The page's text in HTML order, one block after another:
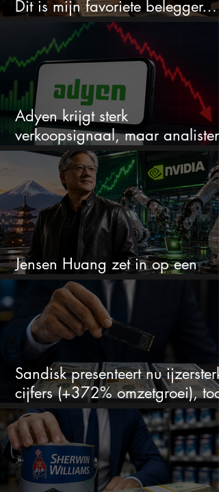
Dit is mijn favoriete belegger…
en het is niet Warren Buffett
Adyen krijgt sterk
verkoopsignaal, maar analisten
zien juist een koopkans
Jensen Huang zet in op een
aandeel dat bijna niemand kent
Sandisk presenteert nu
cijfers (+372% omzetgroei), toch
zakt het aandeel weg